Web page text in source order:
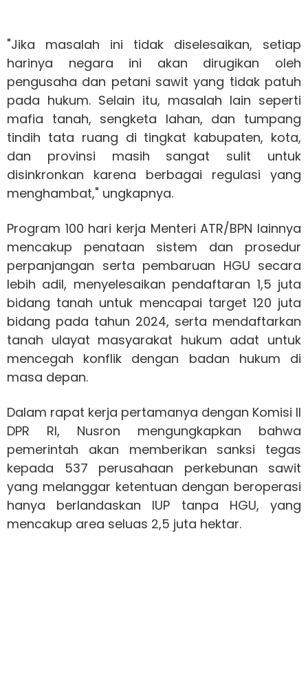
"Jika masalah ini tidak diselesaikan, setiap
harinya negara ini akan dirugikan oleh
pengusaha dan petani sawit yang tidak patuh
pada hukum. Selain itu, masalah lain seperti
mafia tanah, sengketa lahan, dan tumpang
tindih tata ruang di tingkat kabupaten, kota,
dan provinsi masih sangat sulit untuk
disinkronkan karena berbagai regulasi yang
menghambat," ungkapnya.
Program 100 hari kerja Menteri ATR/BPN lainnya
mencakup penataan sistem dan prosedur
perpanjangan serta pembaruan HGU secara
lebih adil, menyelesaikan pendaftaran 1,5 juta
bidang tanah untuk mencapai target 120 juta
bidang pada tahun 2024, serta mendaftarkan
tanah ulayat masyarakat hukum adat untuk
mencegah konflik dengan badan hukum di
masa depan.
Dalam rapat kerja pertamanya dengan Komisi II
DPR RI, Nusron mengungkapkan bahwa
pemerintah akan memberikan sanksi tegas
kepada 537 perusahaan perkebunan sawit
yang melanggar ketentuan dengan beroperasi
hanya berlandaskan IUP tanpa HGU, yang
mencakup area seluas 2,5 juta hektar.